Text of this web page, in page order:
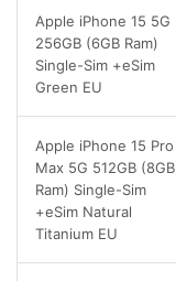
Apple iPhone 15 5G
256GB (6GB Ram)
Single-Sim +eSim
Green EU
Apple iPhone 15 Pro
Max 5G 512GB (8GB
Ram) Single-Sim
+eSim Natural
Titanium EU